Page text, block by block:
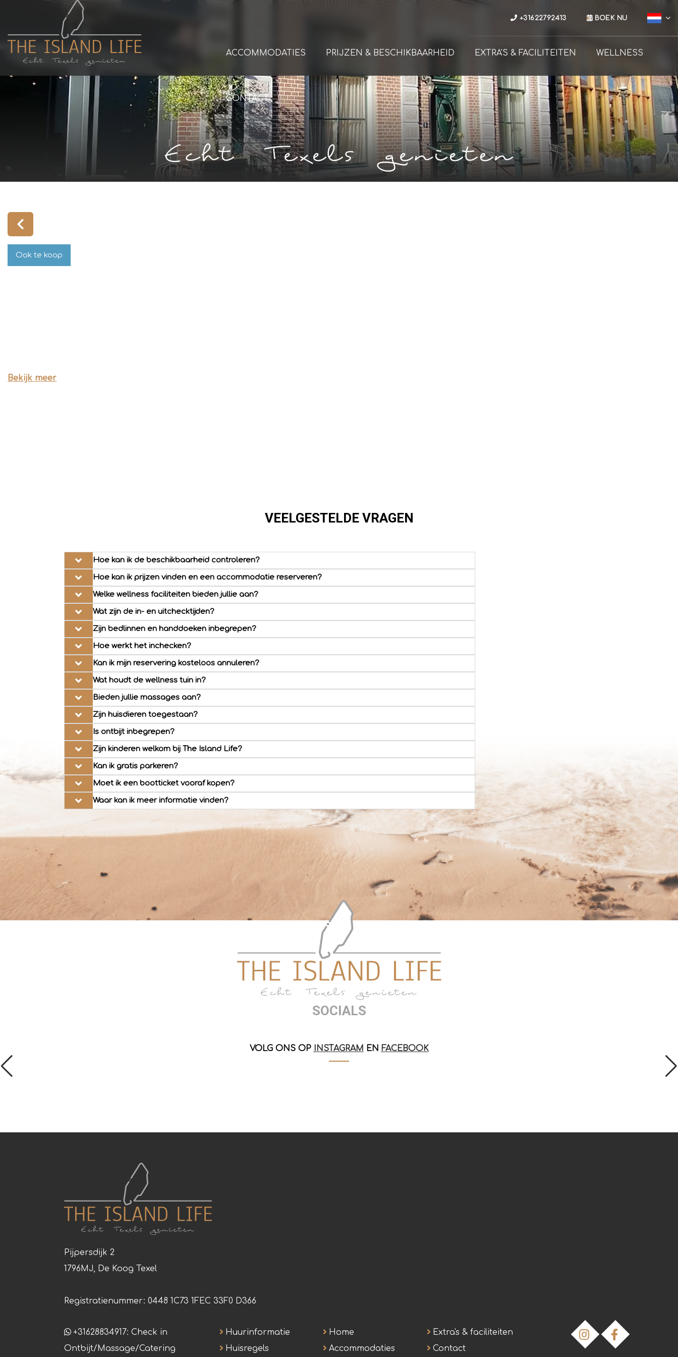
+31622792413 BOEK NU
ACCOMMODATIES PRIJZEN & BESCHIKBAARHEID EXTRA'S & FACILITEITEN WELLNESS
CONTACT
Ook te koop
Bekijk meer
VEELGESTELDE VRAGEN
Hoe kan ik de beschikbaarheid controleren?
Hoe kan ik prijzen vinden en een accommodatie reserveren?
Welke wellness faciliteiten bieden jullie aan?
Wat zijn de in- en uitchecktijden?
Zijn bedlinnen en handdoeken inbegrepen?
Hoe werkt het inchecken?
Kan ik mijn reservering kosteloos annuleren?
Wat houdt de wellness tuin in?
Bieden jullie massages aan?
Zijn huisdieren toegestaan?
Is ontbijt inbegrepen?
Zijn kinderen welkom bij The Island Life?
Kan ik gratis parkeren?
Moet ik een bootticket vooraf kopen?
Waar kan ik meer informatie vinden?
SOCIALS
VOLG ONS OP INSTAGRAM EN FACEBOOK
Pijpersdijk 2
1796MJ, De Koog Texel
Registratienummer: 0448 1C73 1FEC 33F0 D366
+31628834917: Check in
Ontbijt/Massage/Catering
Huurinformatie
Huisregels
Home
Accommodaties
Extra's & faciliteiten
Contact